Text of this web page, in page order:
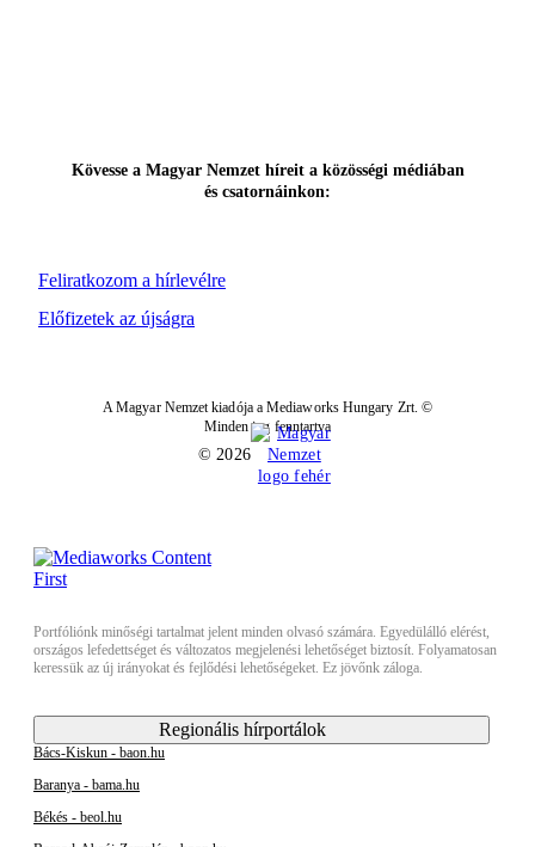
Feliratkozom a hírlevélre
Kövesse a Magyar Nemzet híreit a közösségi médiában
és csatornáinkon:
Előfizetek az újságra
A Magyar Nemzet kiadója a Mediaworks Hungary Zrt. ©
Minden jog fenntartva
© 2026
Portfóliónk minőségi tartalmat jelent minden olvasó számára. Egyedülálló elérést,
országos lefedettséget és változatos megjelenési lehetőséget biztosít. Folyamatosan
keressük az új irányokat és fejlődési lehetőségeket. Ez jövőnk záloga.
Regionális hírportálok
Bács-Kiskun - baon.hu
Baranya - bama.hu
Békés - beol.hu